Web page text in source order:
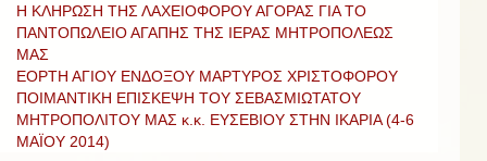
Η ΚΛΗΡΩΣΗ ΤΗΣ ΛΑΧΕΙΟΦΟΡΟΥ ΑΓΟΡΑΣ ΓΙΑ ΤΟ
ΠΑΝΤΟΠΩΛΕΙΟ ΑΓΑΠΗΣ ΤΗΣ ΙΕΡΑΣ ΜΗΤΡΟΠΟΛΕΩΣ
ΜΑΣ
ΕΟΡΤΗ ΑΓΙΟΥ ΕΝΔΟΞΟΥ ΜΑΡΤΥΡΟΣ ΧΡΙΣΤΟΦΟΡΟΥ
ΠΟΙΜΑΝΤΙΚΗ ΕΠΙΣΚΕΨΗ ΤΟΥ ΣΕΒΑΣΜΙΩΤΑΤΟΥ
ΜΗΤΡΟΠΟΛΙΤΟΥ ΜΑΣ κ.κ. ΕΥΣΕΒΙΟΥ ΣΤΗΝ ΙΚΑΡΙΑ (4-6
ΜΑΪΟΥ 2014)